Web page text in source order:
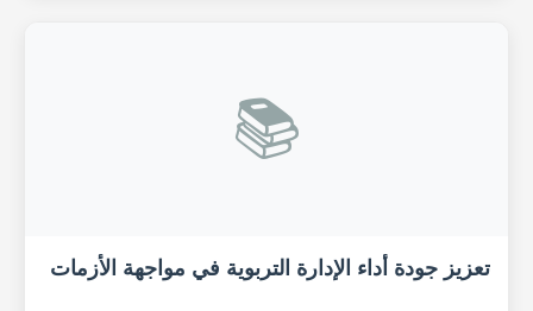
📚
تعزيز جودة أداء الإدارة التربوية في مواجهة الأزمات